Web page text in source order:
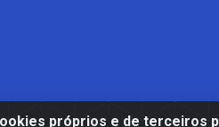
próprios e de terceiros